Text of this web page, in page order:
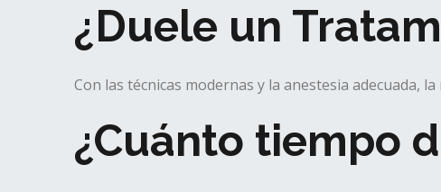
¿Duele un
Con las técnicas modernas y la anestesia adecuada,
¿Cuánto tiempo